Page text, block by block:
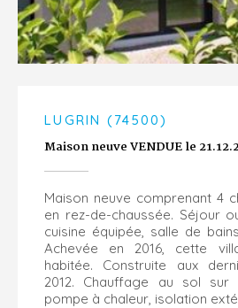
LUGRIN (74500)
Maison neuve VENDUE le
Maison neuve comprenant 4
en rez-de-chaussée. Séjour
cuisine équipée, salle de
Achevée en 2016, cette
habitée. Construite aux
2012. Chauffage au sol sur
pompe à chaleur, isolation